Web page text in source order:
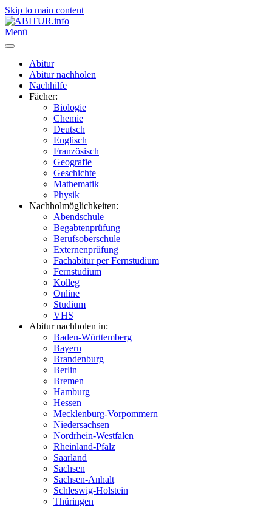
Skip to main content
Menü
Abitur
Abitur nachholen
Nachhilfe
Fächer:
Biologie
Chemie
Deutsch
Englisch
Französisch
Geografie
Geschichte
Mathematik
Physik
Nachholmöglichkeiten:
Abendschule
Begabtenprüfung
Berufsoberschule
Externenprüfung
Fachabitur per Fernstudium
Fernstudium
Kolleg
Online
Studium
VHS
Abitur nachholen in:
Baden-Württemberg
Bayern
Brandenburg
Berlin
Bremen
Hamburg
Hessen
Mecklenburg-Vorpommern
Niedersachsen
Nordrhein-Westfalen
Rheinland-Pfalz
Saarland
Sachsen
Sachsen-Anhalt
Schleswig-Holstein
Thüringen